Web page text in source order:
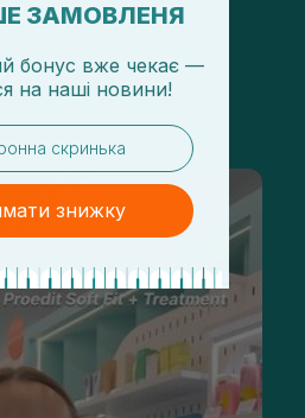
в Instagram
ЗАМОВЛЕНЯ
бонус вже чекає —
на наші новини!
знижку